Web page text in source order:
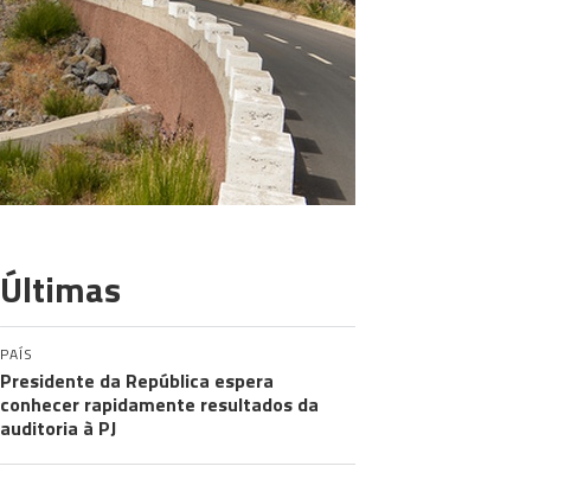
Últimas
PAÍS
Presidente da República espera
conhecer rapidamente resultados da
auditoria à PJ